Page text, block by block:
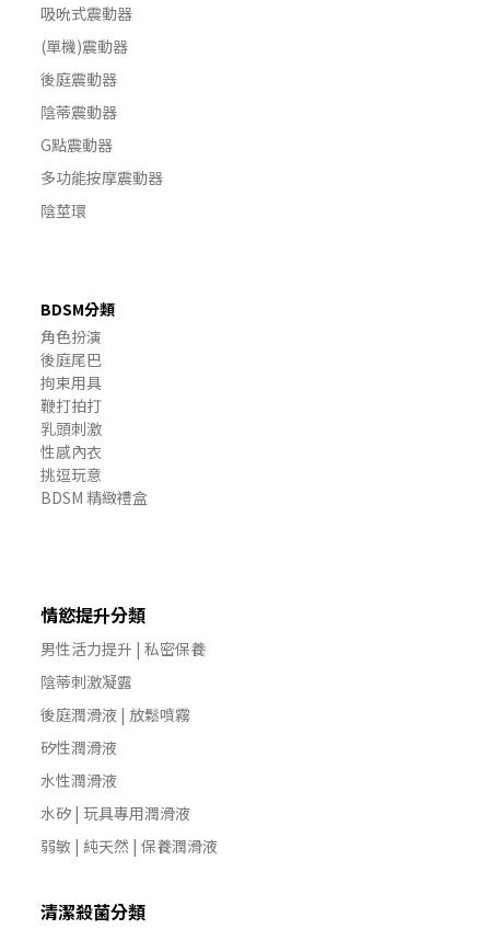
吸吮式震動器
(單機)震動器
後庭震動器
陰蒂震動器
G點震動器
多功能按摩震動器
陰莖環
BDSM分類
角色扮演
後庭尾巴
拘束用具
鞭打拍打
乳頭刺激
性感內衣
挑逗玩意
BDSM 精緻禮盒
情慾提升分類
男性活力提升 | 私密保養
陰蒂刺激凝露
後庭潤滑液 | 放鬆噴霧
矽性潤滑液
水性潤滑液
水矽 | 玩具專用潤滑液
弱敏 | 純天然 | 保養潤滑液
清潔殺菌分類